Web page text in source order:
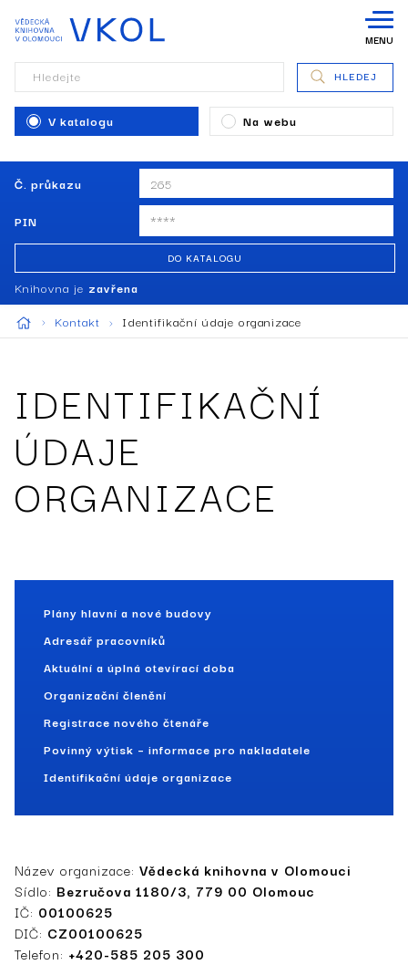
Č. průkazu
PIN
DO KATALOGU
Knihovna je zavřena
MENU
Hledejte
V katalogu Na webu
HLEDEJ
Kontakt Identifikační údaje organizace
IDENTIFIKAČNÍ
ÚDAJE
ORGANIZACE
Plány hlavní a nové budovy
Adresář pracovníků
Aktuální a úplná otevírací doba
Organizační členění
Registrace nového čtenáře
Povinný výtisk – informace pro nakladatele
Identifikační údaje organizace
Název organizace: Vědecká knihovna v Olomouci
Sídlo: Bezručova 1180/3, 779 00 Olomouc
IČ: 00100625
DIČ: CZ00100625
Telefon: +420-585 205 300